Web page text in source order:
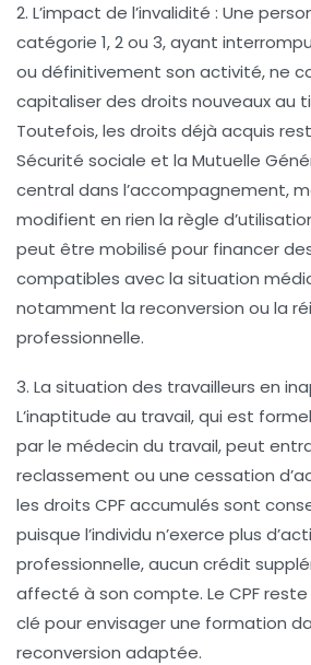
2. L’impact de l’invalidité : Une
catégorie 1, 2 ou 3, ayant
ou définitivement son activité, ne
capitaliser des droits nouveaux au
Toutefois, les droits déjà acquis
Sécurité sociale et la Mutuelle
central dans l’accompagnement,
modifient en rien la règle
peut être mobilisé pour financer
compatibles avec la situation
notamment la reconversion ou la
professionnelle.
3. La situation des travailleurs en
L’inaptitude au travail, qui est
par le médecin du travail, peut
reclassement ou une cessation
les droits CPF accumulés sont
puisque l’individu n’exerce plus
professionnelle, aucun crédit
affecté à son compte. Le CPF
clé pour envisager une formation
reconversion adaptée.